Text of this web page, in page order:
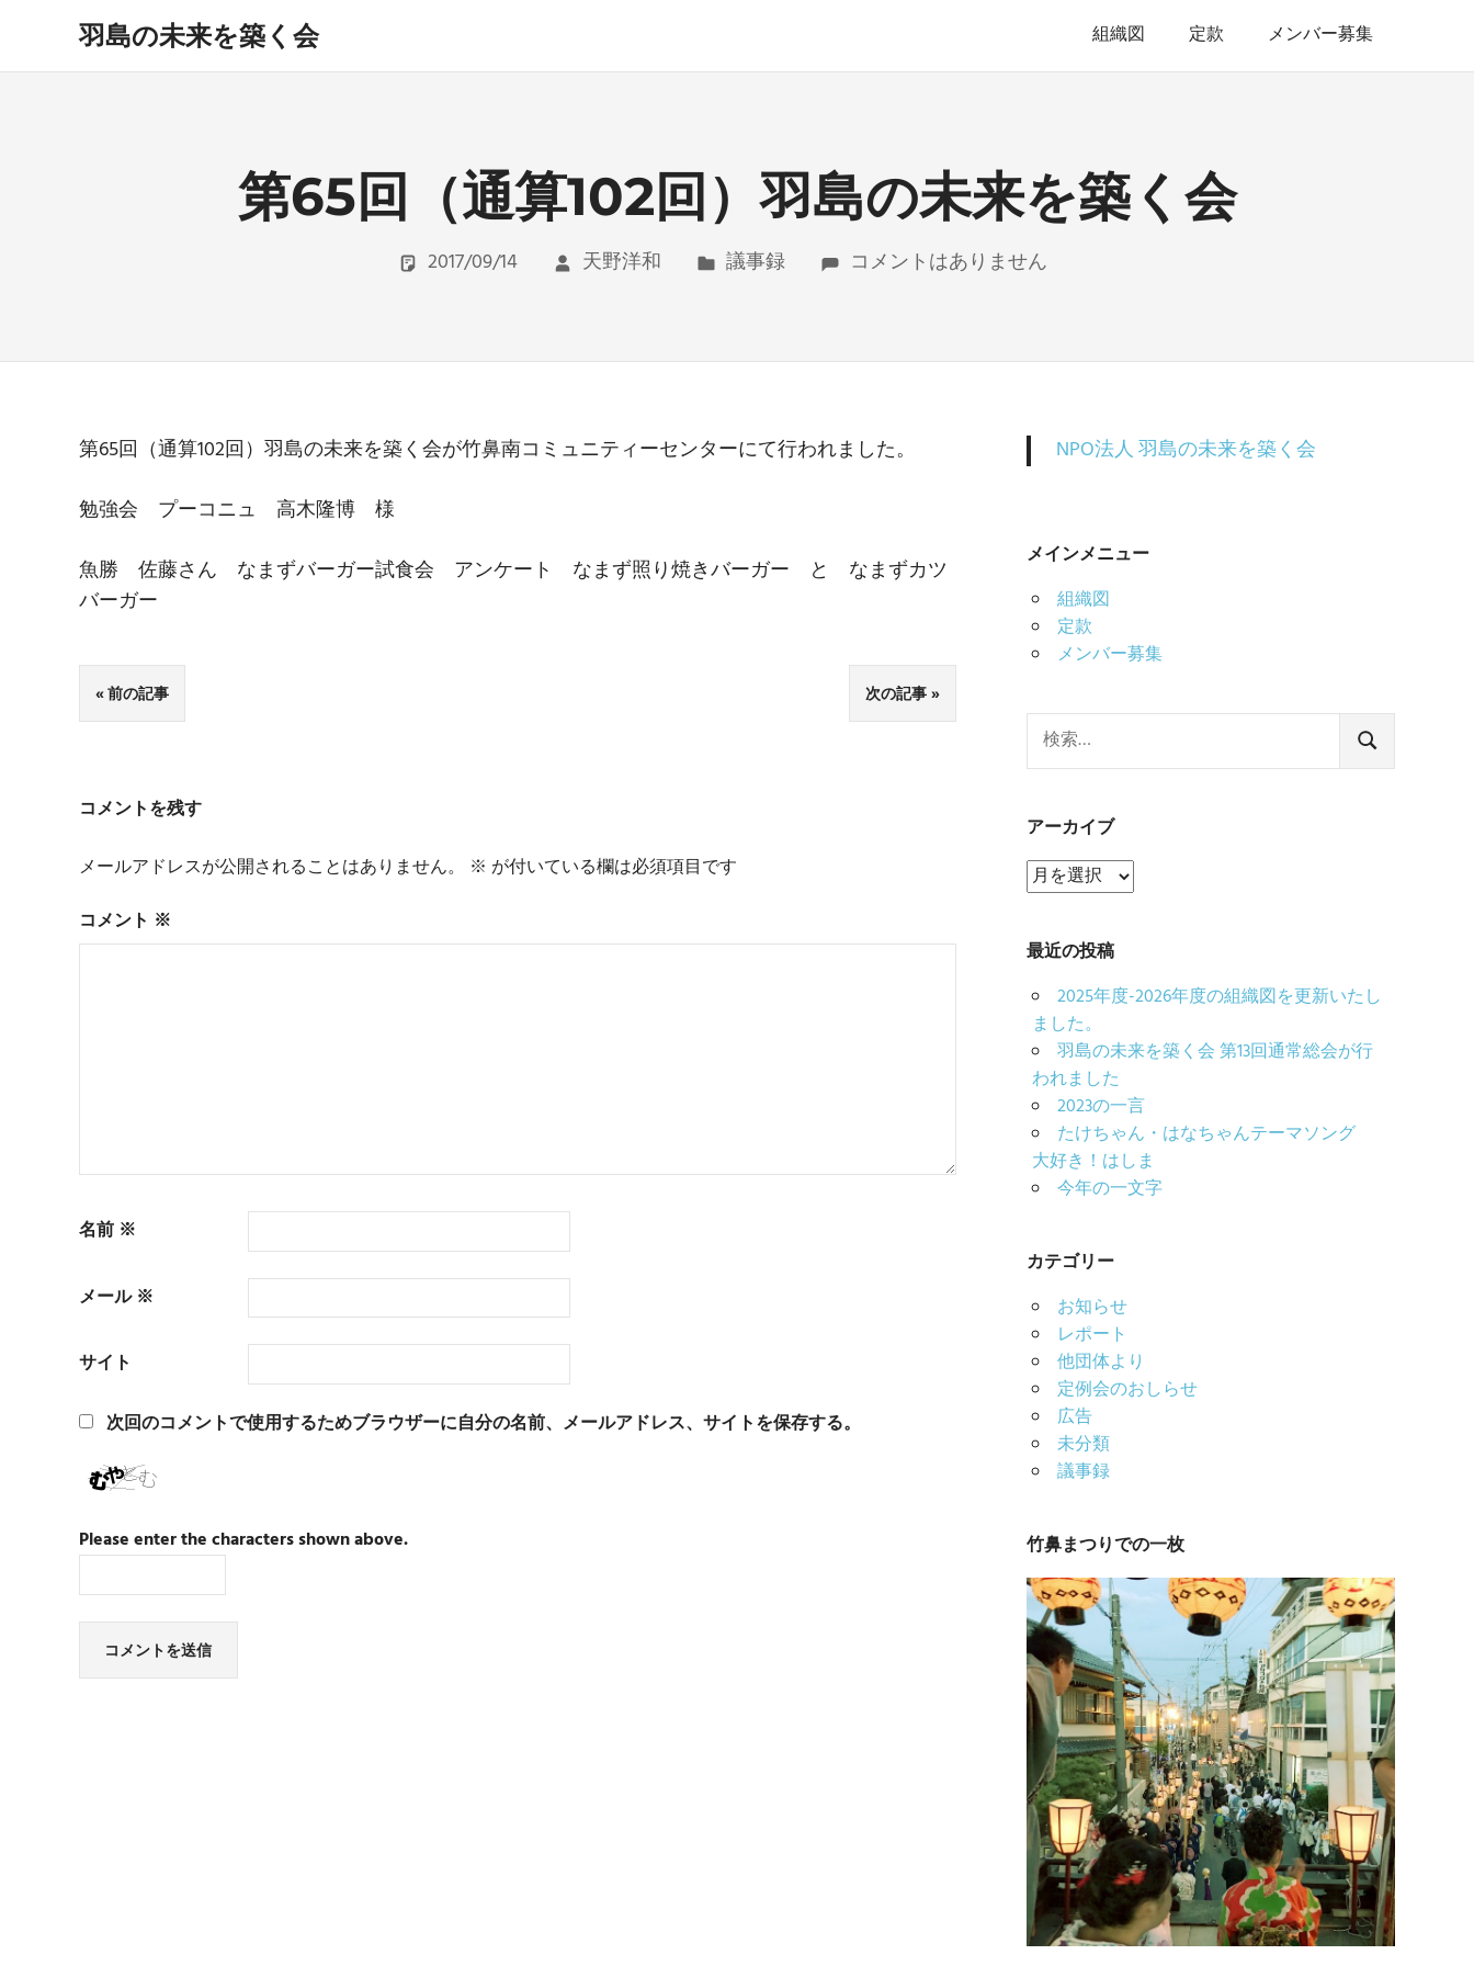
テ
羽島の未来を築く会
hashima
組織図 定款 メンバー募集
第65回（通算102回）羽島の未来を築く会
2017/09/14 天野洋和 議事録 コメントはありません
第65回（通算102回）羽島の未来を築く会が竹鼻南コミュニティーセンターにて行われました。
勉強会 プーコニュ 高木隆博 様
魚勝 佐藤さん なまずバーガー試食会 アンケート なまず照り焼きバーガー と なまずカツ
バーガー
投
稿
ビ
ゲ
ー
前の記事 次の記事
コメントを残す
メールアドレスが公開されることはありません。 ※ が付いている欄は必須項目です
コメント ※
名前 ※
メール※
サイト
次回のコメントで使用するためブラウザーに自分の名前、メールアドレス、サイトを保存する。
Please enter the characters shown above.
NPO法人 羽島の未来を築く会
メインメニュー
組織図
定款
メンバー募集
索:
検
索
アーカイブ
ア
ー
イ
最近の投稿
2025年度-2026年度の組織図を更新いたし
ました。
羽島の未来を築く会 第13回通常総会が行
われました
2023の一言
たけちゃん・はなちゃんテーマソング
大好き！はしま
今年の一文字
カテゴリー
お知らせ
レポート
他団体より
定例会のおしらせ
広告
未分類
議事録
竹鼻まつりでの一枚